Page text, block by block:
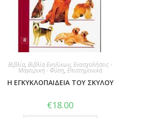
Βιβλία,Βιβλία Ενηλίκων,Ενασχολήσεις -
Μαγειρική - Φύση, Επιστημονικά
Η ΕΓΚΥΚΛΟΠΑΙΔΕΙΑ ΤΟΥ ΣΚΥΛΟΥ
€18.00